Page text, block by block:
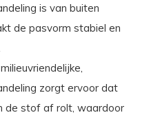
is van buiten
de pasvorm stabiel en
zorgt ervoor dat
de stof af rolt, waardoor